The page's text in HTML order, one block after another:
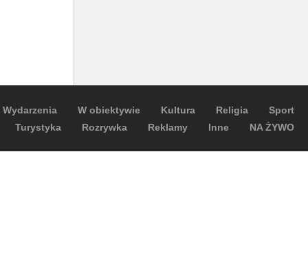
Wydarzenia W obiektywie Kultura Religia
Sport
Turystyka
Rozrywka Reklamy Inne NA ŻYWO